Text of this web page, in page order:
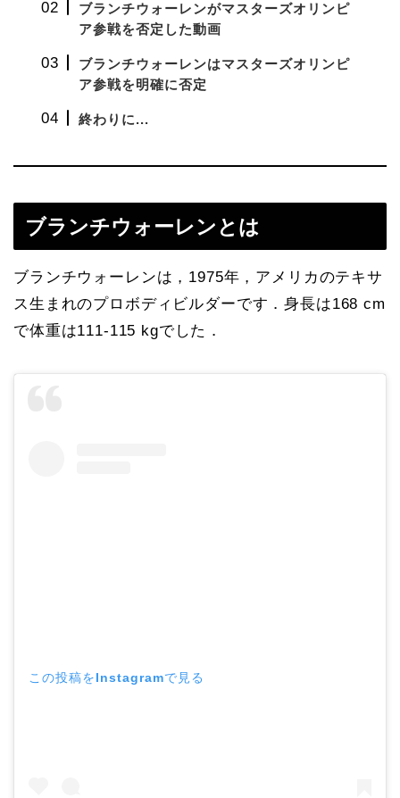
ブランチウォーレンがマスターズオリンピ
ア参戦を否定した動画
ブランチウォーレンはマスターズオリンピ
ア参戦を明確に否定
終わりに...
ブランチウォーレンとは
ブランチウォーレンは，1975年，アメリカのテキサ
ス生まれのプロボディビルダーです．身長は168 cm
で体重は111-115 kgでした．
この投稿をInstagramで見る